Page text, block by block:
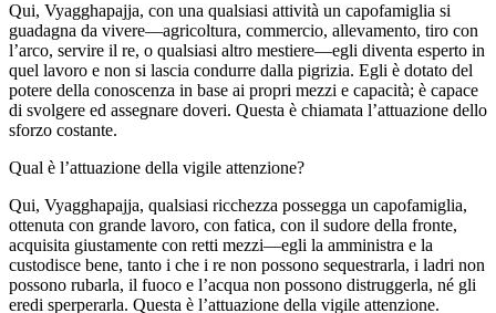
Qui, Vyagghapajja, con una qualsiasi attività un capofamiglia si
guadagna da vivere—agricoltura, commercio, allevamento, tiro con
l’arco, servire il re, o qualsiasi altro mestiere—egli diventa esperto in
quel lavoro e non si lascia condurre dalla pigrizia. Egli è dotato del
potere della conoscenza in base ai propri mezzi e capacità; è capace
di svolgere ed assegnare doveri. Questa è chiamata l’attuazione dello
sforzo costante.
Qual è l’attuazione della vigile attenzione?
Qui, Vyagghapajja, qualsiasi ricchezza possegga un capofamiglia,
ottenuta con grande lavoro, con fatica, con il sudore della fronte,
acquisita giustamente con retti mezzi—egli la amministra e la
custodisce bene, tanto i che i re non possono sequestrarla, i ladri non
possono rubarla, il fuoco e l’acqua non possono distruggerla, né gli
eredi sperperarla. Questa è l’attuazione della vigile attenzione.